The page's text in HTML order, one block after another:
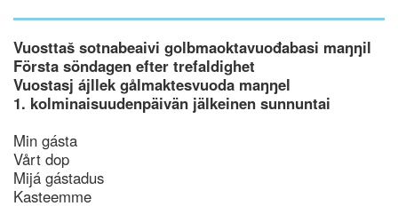
Vuosttaš sotnabeaivi golbmaoktavuođabasi maŋŋil
Första söndagen efter trefaldighet
Vuostasj ájllek gålmaktesvuoda maŋŋel
1. kolminaisuudenpäivän jälkeinen sunnuntai
Min gásta
Vårt dop
Mijá gástadus
Kasteemme